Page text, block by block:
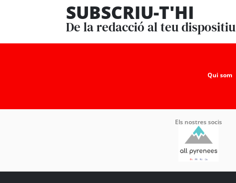
SUBSCRIU-T'HI
De la redacció al teu dispositiu
Qui som
Els nostres socis